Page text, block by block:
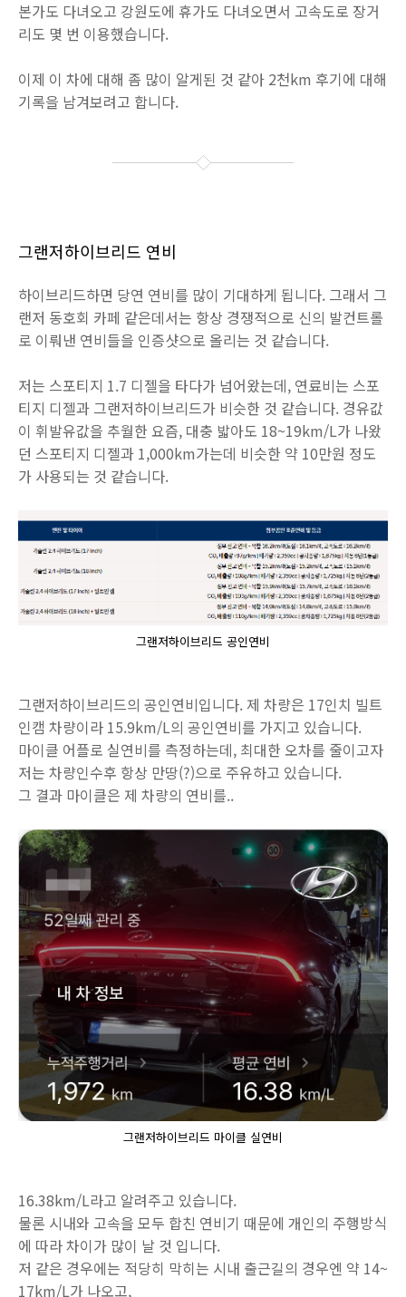
본가도 다녀오고 강원도에 휴가도 다녀오면서 고속도로 장거
리도 몇 번 이용했습니다.
이제 이 차에 대해 좀 많이 알게된 것 같아 2천km 후기에 대해
기록을 남겨보려고 합니다.
그랜저하이브리드 연비
하이브리드하면 당연 연비를 많이 기대하게 됩니다. 그래서 그
랜저 동호회 카페 같은데서는 항상 경쟁적으로 신의 발컨트롤
로 이뤄낸 연비들을 인증샷으로 올리는 것 같습니다.
저는 스포티지 1.7 디젤을 타다가 넘어왔는데, 연료비는 스포
티지 디젤과 그랜저하이브리드가 비슷한 것 같습니다. 경유값
이 휘발유값을 추월한 요즘, 대충 밟아도 18~19km/L가 나왔
던 스포티지 디젤과 1,000km가는데 비슷한 약 10만원 정도
가 사용되는 것 같습니다.
그랜저하이브리드 공인연비
그랜저하이브리드의 공인연비입니다. 제 차량은 17인치 빌트
인캠 차량이라 15.9km/L의 공인연비를 가지고 있습니다.
마이클 어플로 실연비를 측정하는데, 최대한 오차를 줄이고자
저는 차량인수후 항상 만땅(?)으로 주유하고 있습니다.
그 결과 마이클은 제 차량의 연비를..
그랜저하이브리드 마이클 실연비
16.38km/L라고 알려주고 있습니다.
물론 시내와 고속을 모두 합친 연비기 때문에 개인의 주행방식
에 따라 차이가 많이 날 것 입니다.
저 같은 경우에는 적당히 막히는 시내 출근길의 경우엔 약 14~
17km/L가 나오고,